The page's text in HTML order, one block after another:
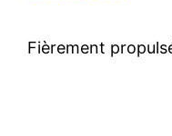
Fièrement